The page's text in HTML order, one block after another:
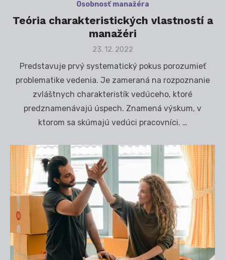
Osobnosť manažéra
Teória charakteristických vlastností a
manažéri
Posted
23. 12. 2022
Predstavuje prvý systematický pokus porozumieť
problematike vedenia. Je zameraná na rozpoznanie
zvláštnych charakteristík vedúceho, ktoré
predznamenávajú úspech. Znamená výskum, v
ktorom sa skúmajú vedúci pracovníci. …